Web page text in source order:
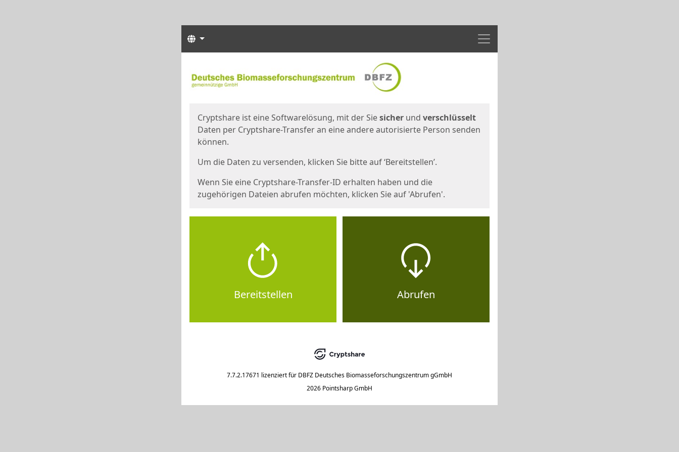
Menü
Sprachen
Cryptshare ist eine Softwarelösung, mit der Siesicher und verschlüsselt
Daten per Cryptshare-Transfer an eine andere autorisierte Person senden
können.
Um die Daten zu versenden, klicken Sie bitte auf ‘Bereitstellen’.
Wenn Sie eine Cryptshare-Transfer-ID erhalten haben und die
zugehörigen Dateien abrufen möchten, klicken Sie auf 'Abrufen'.
Bereitstellen Abrufen
7.7.2.17671 lizenziert für DBFZ Deutsches Biomasseforschungszentrum gGmbH
2026 Pointsharp GmbH